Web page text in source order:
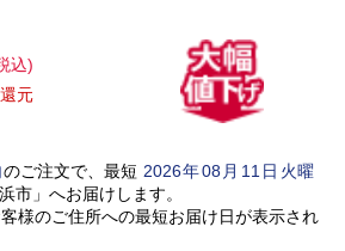
込)
元
のご注文で、最短 2026年08 月 11 日火曜
市」 へお届けします。
様のご住所への最短お届け日が表示され